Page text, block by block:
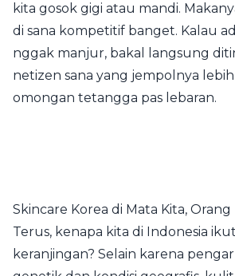
kita gosok gigi atau mandi.
di sana kompetitif banget. Kalau
nggak manjur, bakal langsung
netizen sana yang jempolnya
omongan tetangga pas lebaran.
Skincare Korea di Mata Kita, Orang
Terus, kenapa kita di Indonesia
keranjingan? Selain karena